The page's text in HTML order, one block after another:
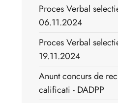
Proces Verbal
06.11.2024
Proces Verbal
19.11.2024
Anunt concurs de
calificati - DADPP